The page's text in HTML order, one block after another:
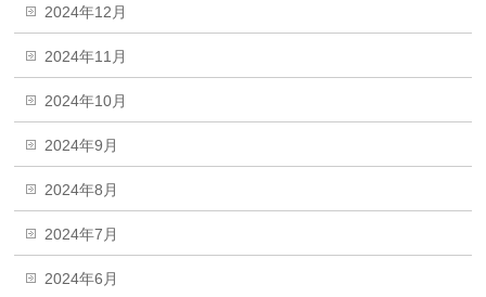
2024年12月
2024年11月
2024年10月
2024年9月
2024年8月
2024年7月
2024年6月